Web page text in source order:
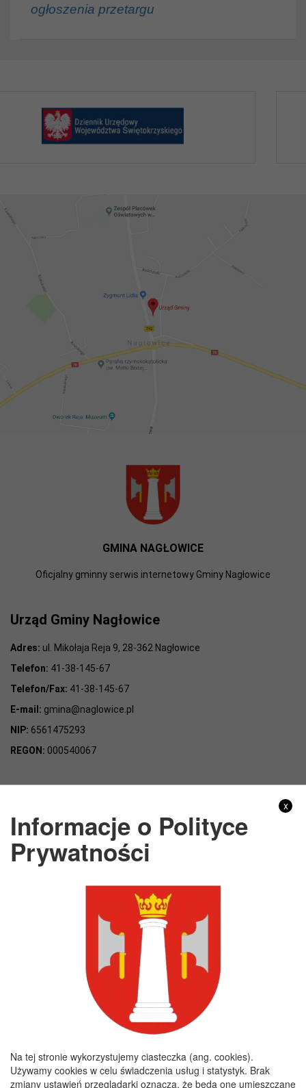
ogłoszenia przetargu
GMINA NAGŁOWICE
Oficjalny gminny serwis internetowy Gminy Nagłowice
Urząd Gminy Nagłowice
Adres: ul. Mikołaja Reja 9, 28-362 Nagłowice
Telefon: 41-38-145-67
Telefon/Fax: 41-38-145-67
E-mail: gmina@naglowice.pl
NIP: 6561475293
REGON: 000540067
Adres:ul. Mikołaja Reja 9, 28-362 Nagłowice
NIP:6562213721
REGON:
KONTO BANKOWE:
Bank Spółdzielczy Kielce o/Nagłowice
46 84930004 0110 0100 0332 0097
Rachunek odpady komunalne:
44 8493 0004 0110 0100 0332 0133
Godziny pracy
8:00 - 16:00
Środa :7:30 - 15:30
x
Informacje o Polityce
Prywatności
Na tej stronie wykorzystujemy ciasteczka (ang. cookies).
Używamy cookies w celu świadczenia usług i statystyk. Brak
zmiany ustawień przeglądarki oznacza, że będą one umieszczane